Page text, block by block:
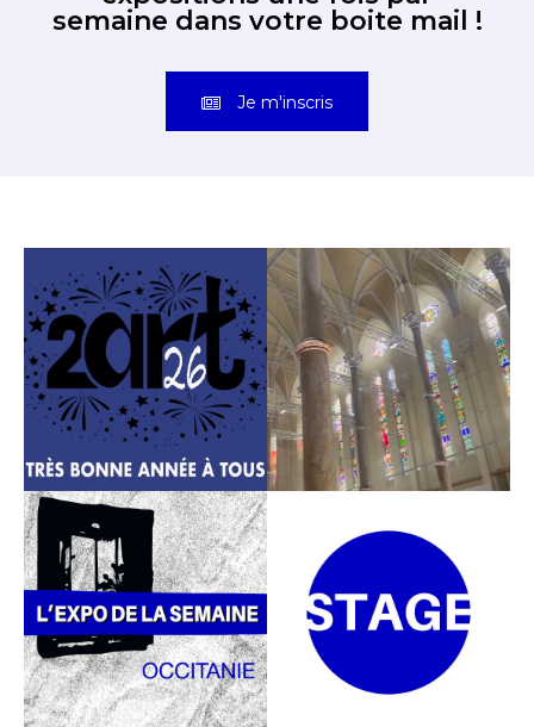
semaine dans votre boite mail !
Je m'inscris